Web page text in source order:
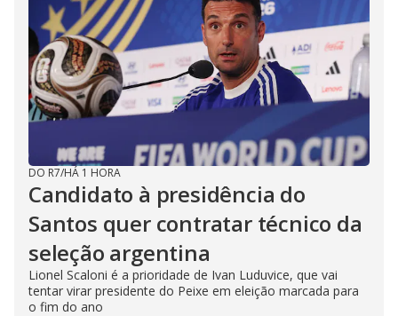
DO R7/HÁ 1 HORA
Candidato à presidência do
Santos quer contratar técnico da
seleção argentina
Lionel Scaloni é a prioridade de Ivan Luduvice, que vai
tentar virar presidente do Peixe em eleição marcada para
o fim do ano